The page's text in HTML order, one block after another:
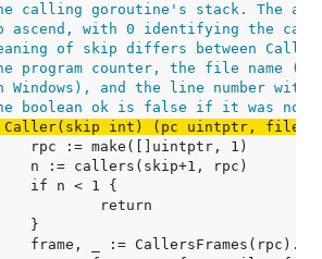
calling goroutine's stack. The
ascend, with 0 identifying the
of skip differs between
program counter, the file name
Windows), and the line number
boolean ok is false if it was not
Caller(skip int) (pc uintptr, file